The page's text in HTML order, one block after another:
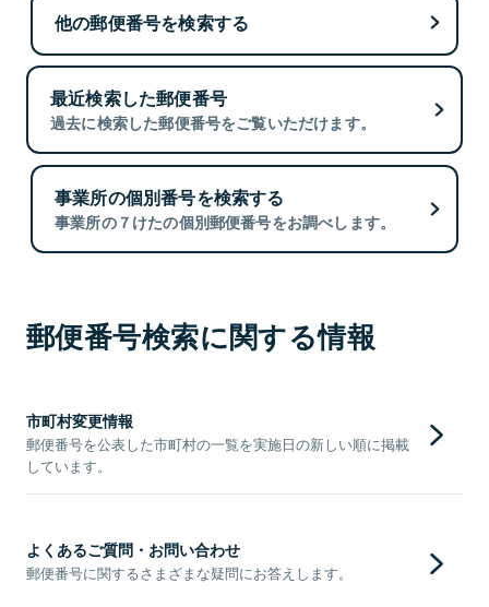
他の郵便番号を検索する
最近検索した郵便番号
過去に検索した郵便番号をご覧いただけます。
事業所の個別番号を検索する
事業所の７けたの個別郵便番号をお調べします。
郵便番号検索に関する情報
市町村変更情報
郵便番号を公表した市町村の一覧を実施日の新しい順に掲載
しています。
よくあるご質問・お問い合わせ
郵便番号に関するさまざまな疑問にお答えします。